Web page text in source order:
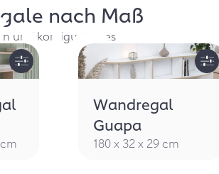
nach Maß
und konfiguriere es
Wandregal
Guapa
180 x 32 x 29 cm